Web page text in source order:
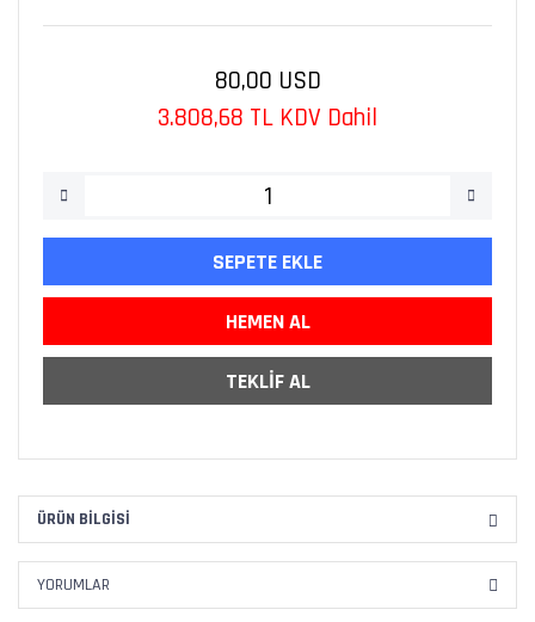
80,00 USD
3.808,68 TL KDV Dahil
SEPETE EKLE
HEMEN AL
TEKLİF AL
ÜRÜN BILGISI
YORUMLAR